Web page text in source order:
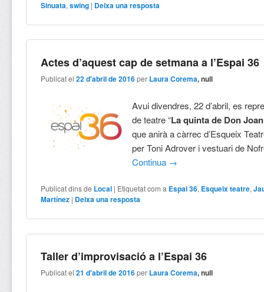
Sinuata,swing | Deixa una resposta
Actes d’aquest cap de setmana a l’Espai 36
Publicat el22 d'abril de 2016 per Laura Corema, null
Avui divendres, 22 d’abril, es
de teatre “La quinta de Don
que anirà a càrrec d’Esqueix
per Toni Adrover i vestuari de
Continua →
Publicat dins de Local | Etiquetat com a Espai 36, Esqueix teatre,
Martínez | Deixa una resposta
Taller d’improvisació a l’Espai 36
Publicat el21 d'abril de 2016 per Laura Corema, null